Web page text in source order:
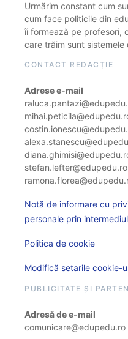
Urmărim constant cum
cum face politicile din
îi formează pe profesori,
care trăim sunt
CONTACT REDACȚIE
Adrese e-mail
stefan.lefter@edupedu.ro
Notă de informare cu
personale prin
Politica de cookie
Modifică setarile cookie-
PUBLICITATE ȘI
Adresă de e-mail
comunicare@edupedu.ro